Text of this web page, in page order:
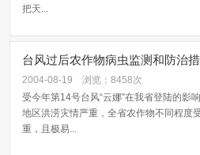
把天...
台风过后农作物病虫监测和防治
2004-08-19
浏览：8458次
受今年第14号台风“云娜”在我省登陆的影
地区洪涝灾情严重，全省农作物不同程度
重，且极易...